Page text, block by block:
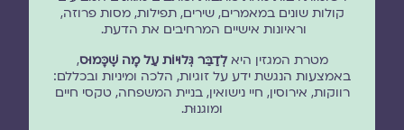
קולות שונים במאמרים, שירים, תפילות, מסות פרוזה,
וראיונות אישיים המרחיבים את הדעת.
מטרת המגזין היאלְדַבֵּר גְּלוּיוֹת עַל מָה שֶׁכָּמוּס,
באמצעות הנגשת ידע על זוגיות, הלכה ומיניות ובכללם:
רווקות, אירוסין, חיי נישואין, בניית המשפחה, טקסי חיים
ומוגנוּת.